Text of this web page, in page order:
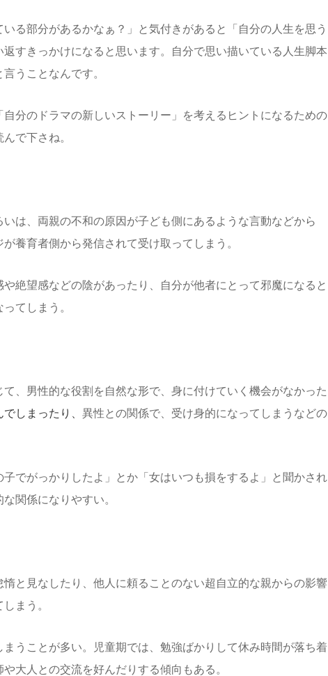
る部分があるかなぁ？」と気付きがあると「自分の人生を思う
すきっかけになると思います。自分で思い描いている人生脚本
うことなんです。
自分のドラマの新しいストーリー」を考えるヒントになるための
で下さね。
は、両親の不和の原因が子ども側にあるような言動などから
養育者側から発信されて受け取ってしまう。
絶望感などの陰があったり、自分が他者にとって邪魔になると
てしまう。
、男性的な役割を自然な形で、身に付けていく機会がなかった
しまったり、 異性との関係で、受け身的になってしまうなどの
でがっかりしたよ」とか「女はいつも損をするよ」と聞かされ
関係になりやすい。
と見なしたり、他人に頼ることのない超自立的な親からの影響
まう。
うことが多い。児童期では、勉強ばかりして休み時間が落ち着
大人との交流を好んだりする傾向もある。